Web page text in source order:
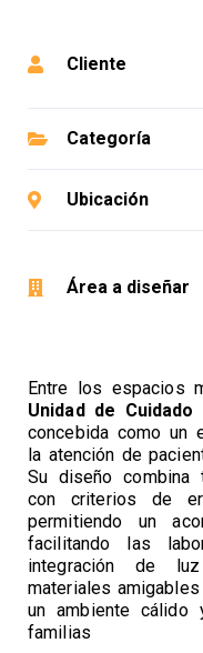
Cliente
Categoría
Ubicación
Área a diseñar
Entre los espacios
Unidad de
concebida como un
la atención de
Su diseño combina
con criterios de
permitiendo un
facilitando las
integración de
materiales
un ambiente
familias